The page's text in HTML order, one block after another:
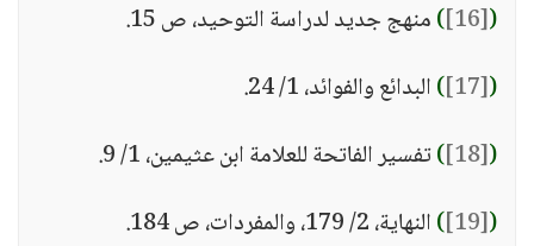
(
[16]
)منهج جديد لدراسة التوحيد، ص 15.
(
[17]
)البدائع والفوائد، 1/ 24.
(
[18]
)تفسير الفاتحة للعلامة ابن عثيمين، 1/ 9.
(
[19]
)النهاية، 2/ 179، والمفردات، ص 184.